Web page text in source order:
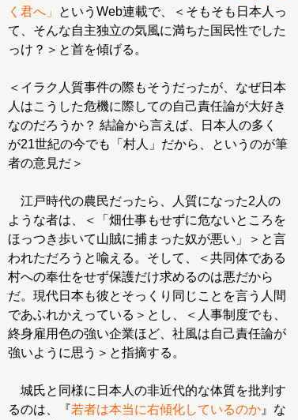
く君へ」
というWeb連載で、＜そもそも日本人っ
て、そんな自主独立の気風に満ちた国民性でした
っけ？＞と首を傾げる。
＜イラク人質事件の際もそうだったが、なぜ日本
人はこうした危機に際しての自己責任論が大好き
なのだろうか？ 結論から言えば、日本人の多く
が21世紀の今でも「村人」だから、というのが筆
者の意見だ＞
江戸時代の農民だったら、人質になった2人の
ような者は、＜「畑仕事もせずに危ないところを
ほっつき歩いて山賊に捕まった奴が悪い」＞と言
われただろうと喩える。そして、＜共同体である
村への奉仕をせず保護だけ求めるのは悪だから
だ。現代日本も彼とそっくり同じことを言う人間
であふれかえっている＞とし、＜人事制度でも、
終身雇用色の強い企業ほど、社風は自己責任論が
強いように思う＞と指摘する。
城氏と同様に日本人の非近代的な体質を批判す
るのは、『若者は本当に右傾化しているのか 』な